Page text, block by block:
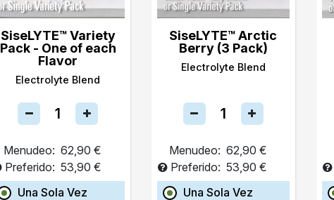
SiseLYTE™ Variety
Pack - One of each
Flavor
Electrolyte Blend
Menudeo: 62,90 €
Preferido: 53,90 €
Una Sola Vez
SiseLYTE™ Arctic
Berry (3 Pack)
Electrolyte Blend
Menudeo: 62,90 €
Preferido: 53,90 €
Una Sola Vez